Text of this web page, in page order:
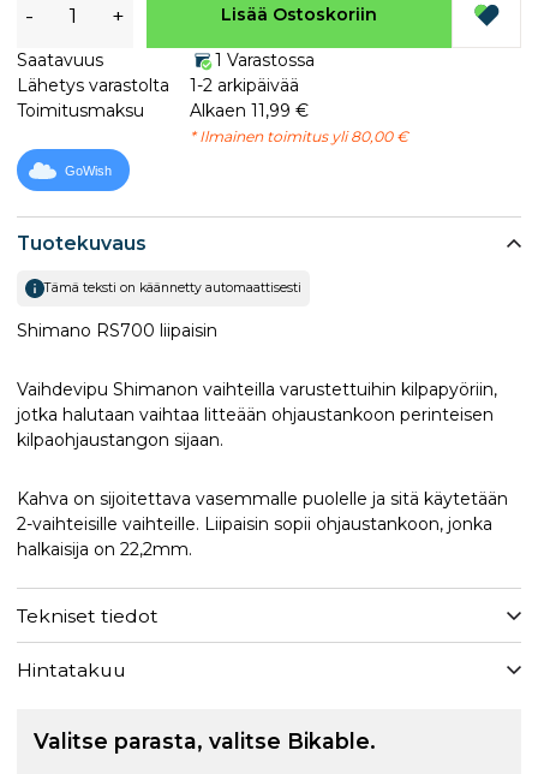
Tuotekuvaus
Tämä teksti on käännetty automaattisesti
Shimano RS700 liipaisin
Vaihdevipu Shimanon vaihteilla varustettuihin kilpapyöriin,
jotka halutaan vaihtaa litteään ohjaustankoon perinteisen
kilpaohjaustangon sijaan.
Kahva on sijoitettava vasemmalle puolelle ja sitä käytetään
2-vaihteisille vaihteille. Liipaisin sopii ohjaustankoon, jonka
halkaisija on 22,2mm.
Tekniset tiedot
Hintatakuu
- + Lisää Ostoskoriin
Saatavuus
1 Varastossa
Lähetys varastolta
1-2 arkipäivää
Toimitusmaksu
Alkaen 11,99 €
* Ilmainen toimitus yli 80,00 €
GoWish
Valitse parasta, valitse Bikable.